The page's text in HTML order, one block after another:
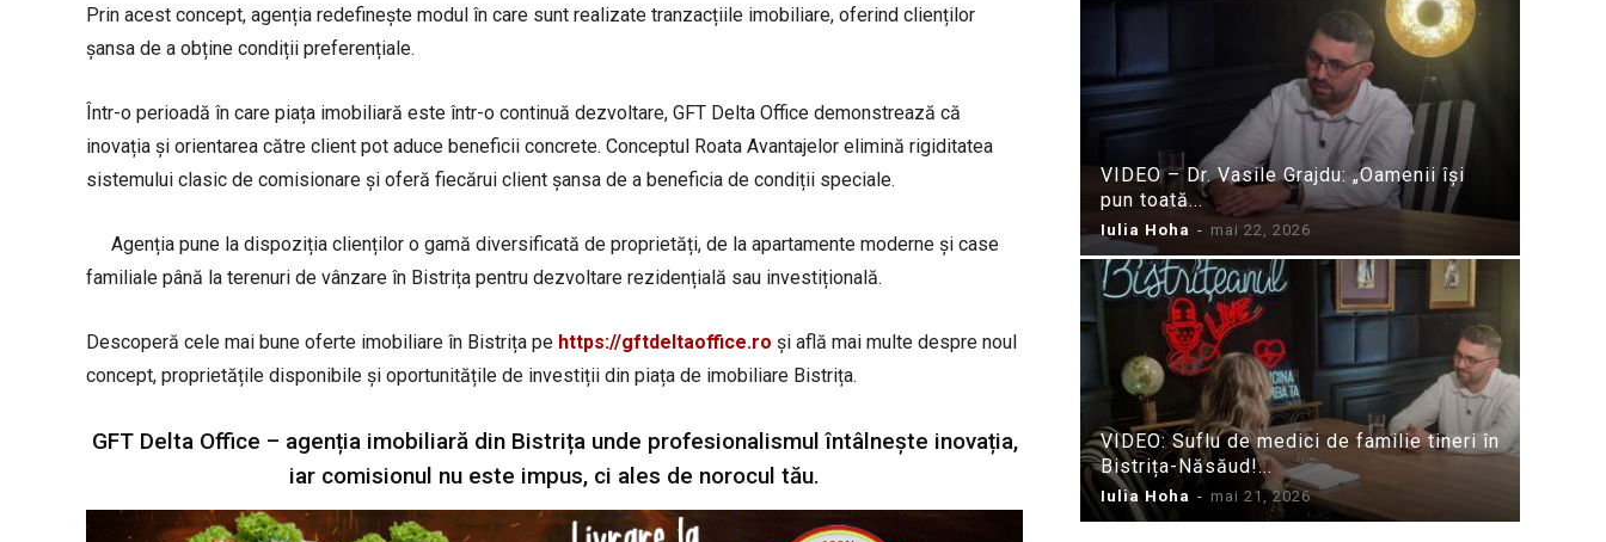
Prin acest concept, agenția redefinește modul în care sunt realizate tranzacțiile imobiliare, oferind clienților
șansa de a obține condiții preferențiale.
Într-o perioadă în care piața imobiliară este într-o continuă dezvoltare, GFT Delta Office demonstrează că
inovația și orientarea către client pot aduce beneficii concrete. Conceptul Roata Avantajelor elimină rigiditatea
sistemului clasic de comisionare și oferă fiecărui client șansa de a beneficia de condiții speciale.
Agenția pune la dispoziția clienților o gamă diversificată de proprietăți, de la apartamente moderne și case
familiale până la terenuri de vânzare în Bistrița pentru dezvoltare rezidențială sau investițională.
Descoperă cele mai bune oferte imobiliare în Bistrița pe https://gftdeltaoffice.ro și află mai multe despre noul
concept, proprietățile disponibile și oportunitățile de investiții din piața de imobiliare Bistrița.
GFT Delta Office – agenția imobiliară din Bistrița unde profesionalismul întâlnește inovația,
iar comisionul nu este impus, ci ales de norocul tău.
VIDEO – Dr. Vasile Grajdu: „Oamenii își
pun toată...
Iulia Hoha - mai 22, 2026
VIDEO: Suflu de medici de familie tineri în
Bistrița-Năsăud!...
Iulia Hoha - mai 21, 2026